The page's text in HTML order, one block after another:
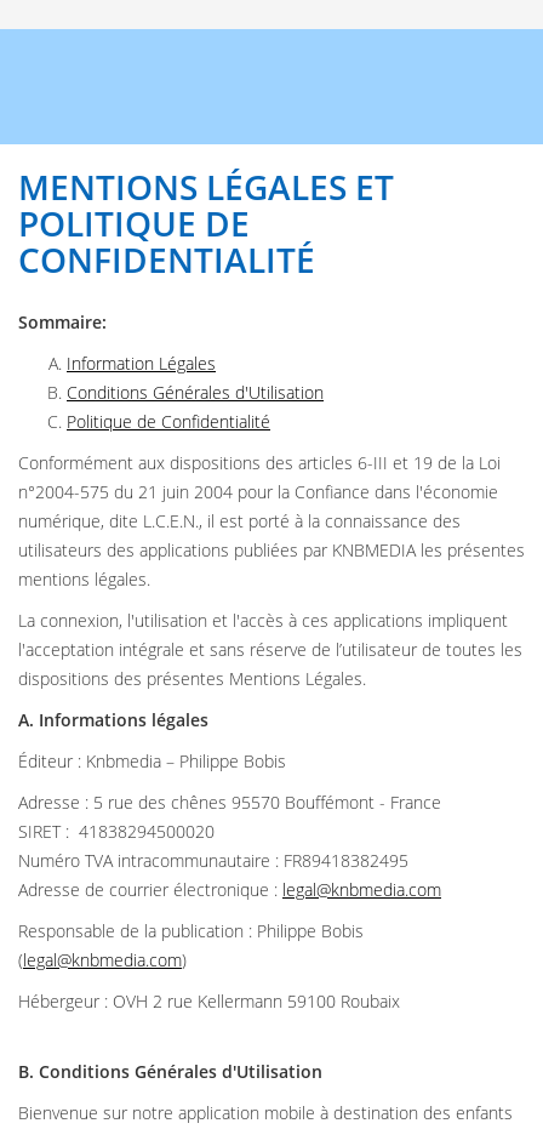
MENTIONS LÉGALES ET
POLITIQUE DE
CONFIDENTIALITÉ
Sommaire:
Information Légales
Conditions Générales d'Utilisation
Politique de Confidentialité
Conformément aux dispositions des articles 6-III et 19 de la Loi
n°2004-575 du 21 juin 2004 pour la Confiance dans l'économie
numérique, dite L.C.E.N., il est porté à la connaissance des
utilisateurs des applications publiées par KNBMEDIA les présentes
mentions légales.
La connexion, l'utilisation et l'accès à ces applications impliquent
l'acceptation intégrale et sans réserve de l’utilisateur de toutes les
dispositions des présentes Mentions Légales.
A. Informations légales
Éditeur : Knbmedia – Philippe Bobis
Adresse : 5 rue des chênes 95570 Bouffémont - France
SIRET : 41838294500020
Numéro TVA intracommunautaire : FR89418382495
Adresse de courrier électronique : legal@knbmedia.com
Responsable de la publication : Philippe Bobis
(legal@knbmedia.com)
Hébergeur : OVH 2 rue Kellermann 59100 Roubaix
B. Conditions Générales d'Utilisation
Bienvenue sur notre application mobile à destination des enfants